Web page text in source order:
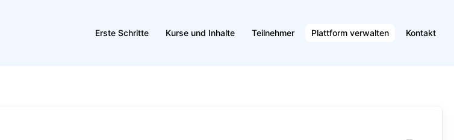
Erste Schritte Kurse und Inhalte Teilnehmer Plattform verwalten Kontakt